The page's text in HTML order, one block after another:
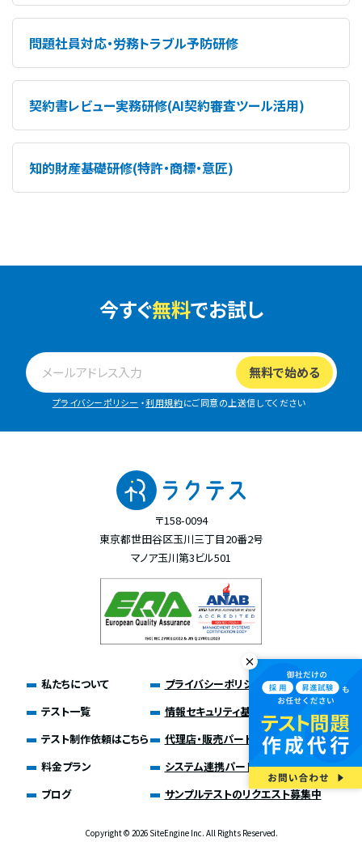
問題社員対応・労務トラブル予防研修
契約書レビュー実務研修(AI契約審査ツール活用)
知的財産基礎研修(特許・商標・意匠)
今すぐ無料でお試し
プライバシーポリシー ・利用規約にご同意の上送信してください
〒158-0094
東京都世田谷区玉川三丁目20番2号
マノア玉川第3ビル501
私たちについて
テスト一覧
テスト制作依頼はこちら
料金プラン
ブログ
プライバシーポリシー
情報セキュリティ基本方針
代理店・販売パートナー募集
システム連携パートナー募集
サンプルテストのリクエスト募集中
Copyright © 2026 SiteEngine Inc. All Rights Reserved.